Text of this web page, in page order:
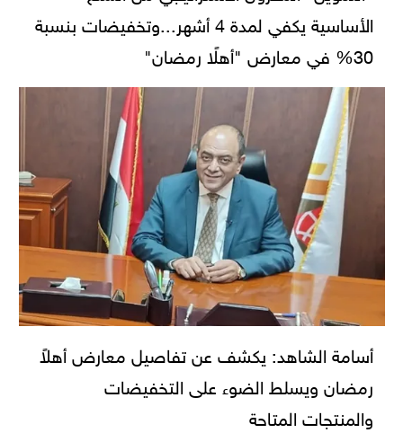
الأساسية يكفي لمدة 4 أشهر...وتخفيضات بنسبة
30% في معارض "أهلًا رمضان"
أسامة الشاهد: يكشف عن تفاصيل معارض أهلاً
رمضان ويسلط الضوء على التخفيضات
والمنتجات المتاحة